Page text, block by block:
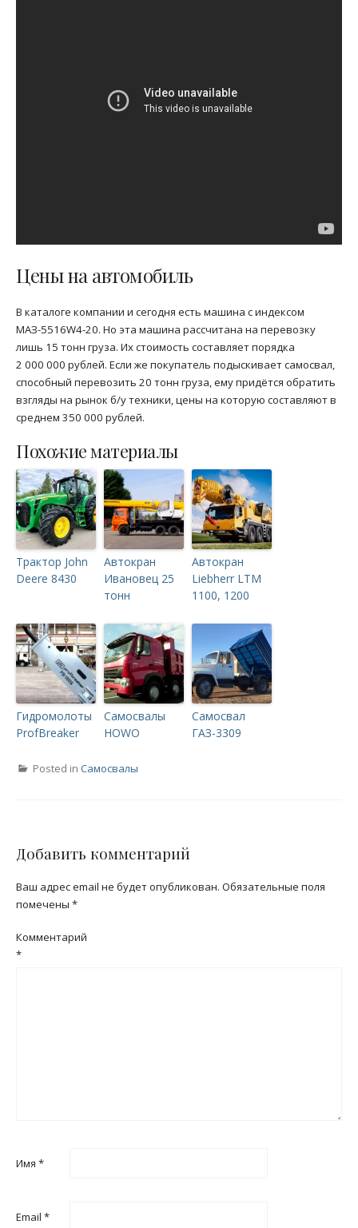
Цены на автомобиль
В каталоге компании и сегодня есть машина с индексом
МАЗ-5516W4-20. Но эта машина рассчитана на перевозку
лишь 15 тонн груза. Их стоимость составляет порядка
2 000 000 рублей. Если же покупатель подыскивает самосвал,
способный перевозить 20 тонн груза, ему придётся обратить
взгляды на рынок б/у техники, цены на которую составляют в
среднем 350 000 рублей.
Похожие материалы
Трактор John
Deere 8430
Автокран
Ивановец 25
тонн
Автокран
Liebherr LTM
1100, 1200
Гидромолоты
ProfBreaker
Самосвалы
HOWO
Самосвал
ГАЗ-3309
Posted in Самосвалы
Добавить комментарий
Ваш адрес email не будет опубликован. Обязательные поля
помечены *
Комментарий
*
Имя *
Email *